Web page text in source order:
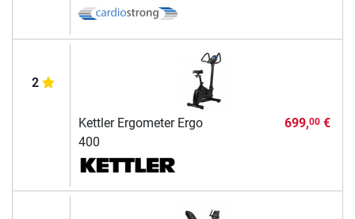
2
Kettler Ergometer Ergo
400
699,00€